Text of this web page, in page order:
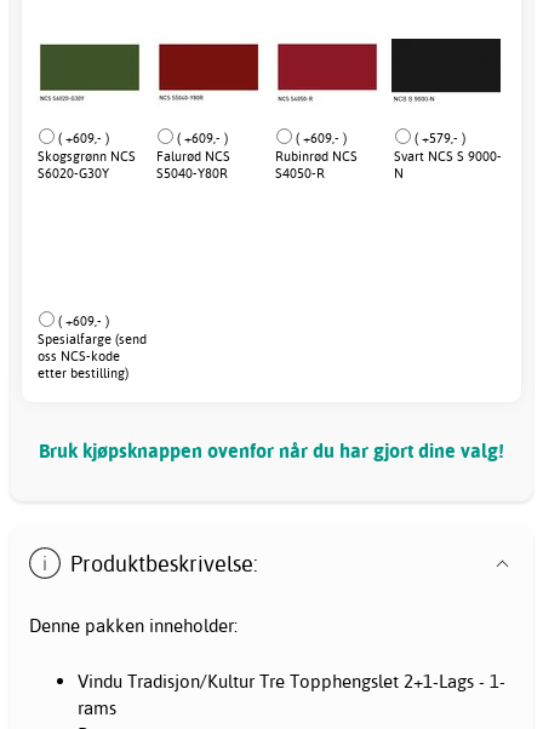
( +609,- )
Skogsgrønn NCS
S6020-G30Y
( +609,- )
Falurød NCS
S5040-Y80R
( +609,- )
Rubinrød NCS
S4050-R
( +579,- )
Svart NCS S 9000-
N
( +609,- )
Spesialfarge (send
oss NCS-kode
etter bestilling)
Bruk kjøpsknappen ovenfor når du har gjort dine valg!
Produktbeskrivelse:
Denne pakken inneholder:
Vindu Tradisjon/Kultur Tre Topphengslet 2+1-Lags - 1-
rams